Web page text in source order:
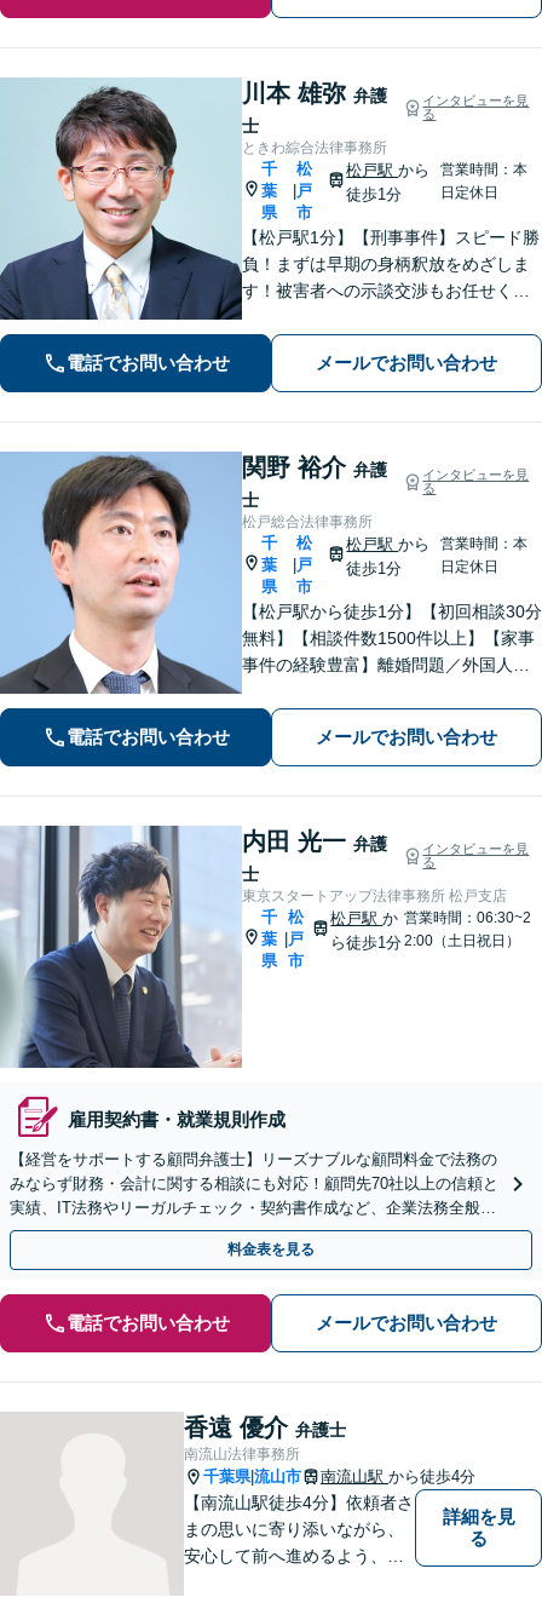
川本 雄弥 弁護
士
インタビューを見
る
ときわ綜合法律事務所
千
葉
県
松
戸
市
松戸駅から
徒歩1分
営業時間：本
日定休日
【松戸駅1分】【刑事事件】スピード勝
負！まずは早期の身柄釈放をめざしま
す！被害者への示談交渉もお任せくだ
も」で悩んでいませんか？証拠の集め
方や交渉の進め方には自信がありま
す。調停もお任せください。
電話でお問い合わせ メールでお問い合わせ
関野 裕介 弁護
士
インタビューを見
る
松戸総合法律事務所
千
葉
県
松
戸
市
松戸駅から
徒歩1分
営業時間：本
日定休日
【松戸駅から徒歩1分】【初回相談30分
無料】【相談件数1500件以上】【家事
事件の経験豊富】離婚問題／外国人問
頼者に寄り添うスタイルに定評あり。
「解決後の生活から考える」がモット
ー。
電話でお問い合わせ メールでお問い合わせ
内田 光一 弁護
士
インタビューを見
る
東京スタートアップ法律事務所 松戸支店
千
葉
県
松
戸
市
松戸駅か
ら徒歩1分
営業時間：06:30~2
2:00（土日祝日）
雇用契約書・就業規則作成
【経営をサポートする顧問弁護士】リーズナブルな顧問料金で法務の
みならず財務・会計に関する相談にも対応！顧問先70社以上の信頼と
実績、IT法務やリーガルチェック・契約書作成など、企業法務全般に
ついてお気軽にご相談ください
料金表を見る
電話でお問い合わせ メールでお問い合わせ
香遠 優介 弁護士
南流山法律事務所
千葉県|流山市 南流山駅 から徒歩4分
【南流山駅徒歩4分】依頼者さ
まの思いに寄り添いながら、
安心して前へ進めるよう、全
詳細を見
る